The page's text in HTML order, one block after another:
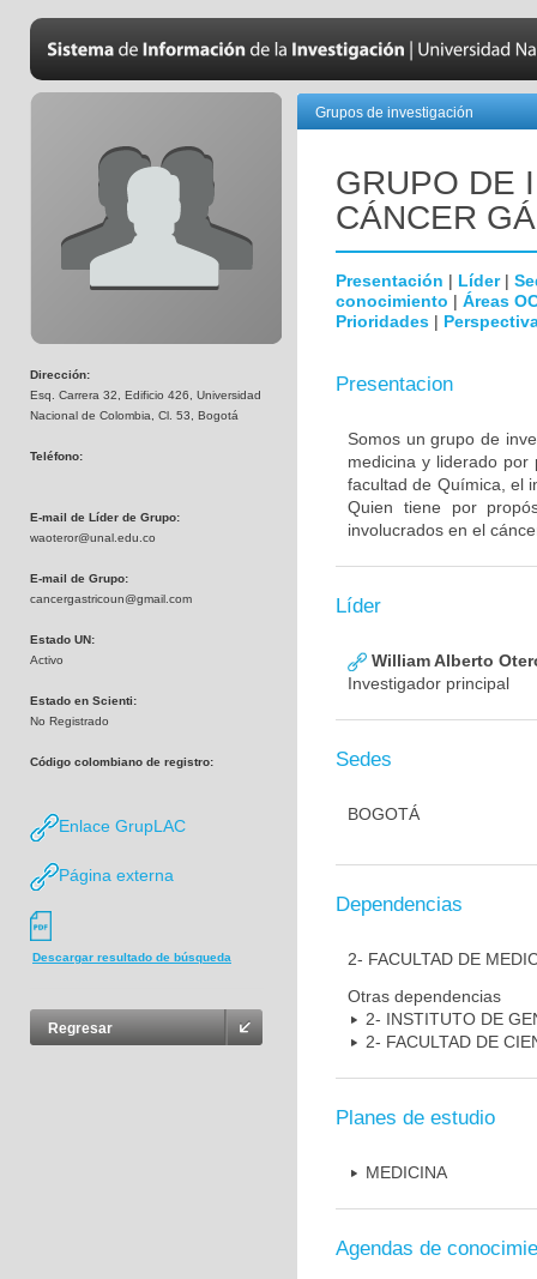
Dirección:
Esq. Carrera 32, Edificio 426, Universidad
Nacional de Colombia, Cl. 53, Bogotá
Teléfono:
E-mail de Líder de Grupo:
waoteror@unal.edu.co
E-mail de Grupo:
cancergastricoun@gmail.com
Estado UN:
Activo
Estado en Scienti:
No Registrado
Código colombiano de registro:
Enlace GrupLAC
Página externa
Descargar resultado de búsqueda
Regresar
Grupos de investigación
GRUPO DE
CÁNCER
Presentación | Líder|
conocimiento | Áreas
Prioridades |
Presentacion
Somos un grupo de
medicina y liderado por
facultad de Química, el
Quien tiene por
involucrados en el
Líder
William Alberto
Investigador principal
Sedes
BOGOTÁ
Dependencias
2- FACULTAD DE
Otras dependencias
2- INSTITUTO DE
2- FACULTAD DE
Planes de estudio
MEDICINA
Agendas de